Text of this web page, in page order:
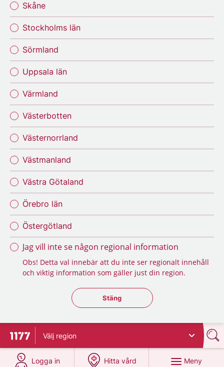
Skåne
Stockholms län
Sörmland
Uppsala län
Värmland
Västerbotten
Västernorrland
Västmanland
Västra Götaland
Örebro län
Östergötland
Jag vill inte se någon regional information
Obs! Detta val innebär att du inte ser regionalt innehåll
och viktig information som gäller just din region.
Stäng regionsväljaren
Stäng
Till startsidan för 1177
Välj region
Logga in
på 1177.se
Hitta vård
på 1177.se
Meny